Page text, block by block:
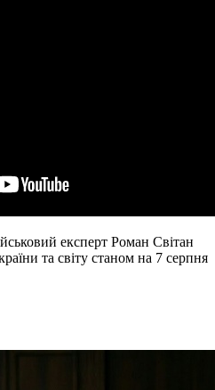
експерт Роман Світан
та світу станом на 7 серпня